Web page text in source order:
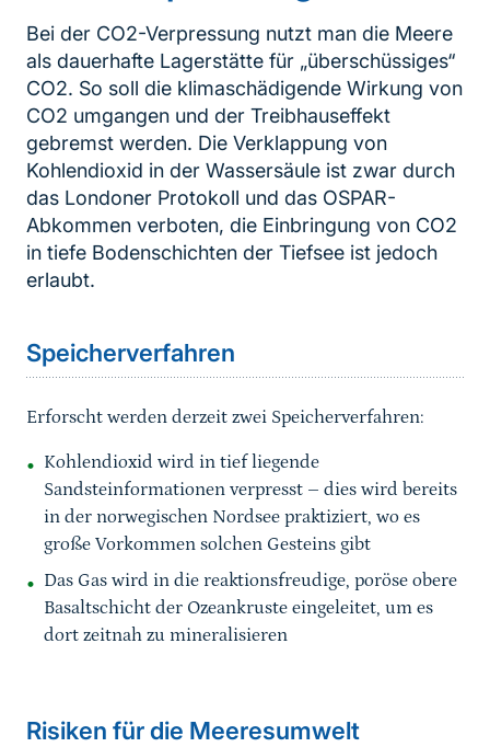
Bei der CO2-Verpressung nutzt man die Meere
als dauerhafte Lagerstätte für „überschüssiges“
CO2. So soll die klimaschädigende Wirkung von
CO2 umgangen und der Treibhauseffekt
gebremst werden. Die Verklappung von
Kohlendioxid in der Wassersäule ist zwar durch
das Londoner Protokoll und das OSPAR-
Abkommen verboten, die Einbringung von CO2
in tiefe Bodenschichten der Tiefsee ist jedoch
erlaubt.
Speicherverfahren
Erforscht werden derzeit zwei Speicherverfahren:
Kohlendioxid wird in tief liegende
Sandsteinformationen verpresst – dies wird bereits
in der norwegischen Nordsee praktiziert, wo es
große Vorkommen solchen Gesteins gibt
Das Gas wird in die reaktionsfreudige, poröse obere
Basaltschicht der Ozeankruste eingeleitet, um es
dort zeitnah zu mineralisieren
Risiken für die Meeresumwelt